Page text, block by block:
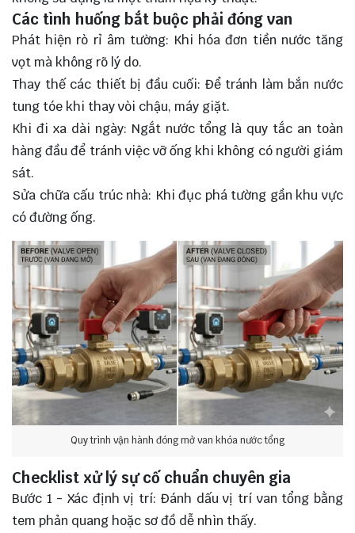
Các tình huống bắt buộc phải đóng van
Phát hiện rò rỉ âm tường: Khi hóa đơn tiền nước tăng
vọt mà không rõ lý do.
Thay thế các thiết bị đầu cuối: Để tránh làm bắn nước
tung tóe khi thay vòi chậu, máy giặt.
Khi đi xa dài ngày: Ngắt nước tổng là quy tắc an toàn
hàng đầu để tránh việc vỡ ống khi không có người giám
sát.
Sửa chữa cấu trúc nhà: Khi đục phá tường gần khu vực
có đường ống.
Quy trình vận hành đóng mở van khóa nước tổng
Checklist xử lý sự cố chuẩn chuyên gia
Bước 1 - Xác định vị trí: Đánh dấu vị trí van tổng bằng
tem phản quang hoặc sơ đồ dễ nhìn thấy.